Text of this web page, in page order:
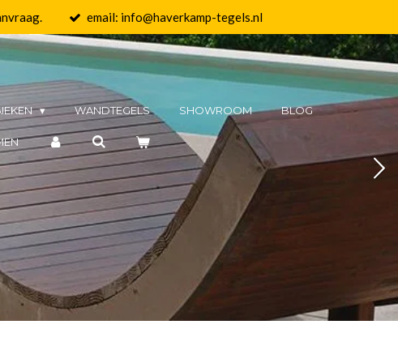
email: info@haverkamp-tegels.nl
WANDTEGELS SHOWROOM BLOG